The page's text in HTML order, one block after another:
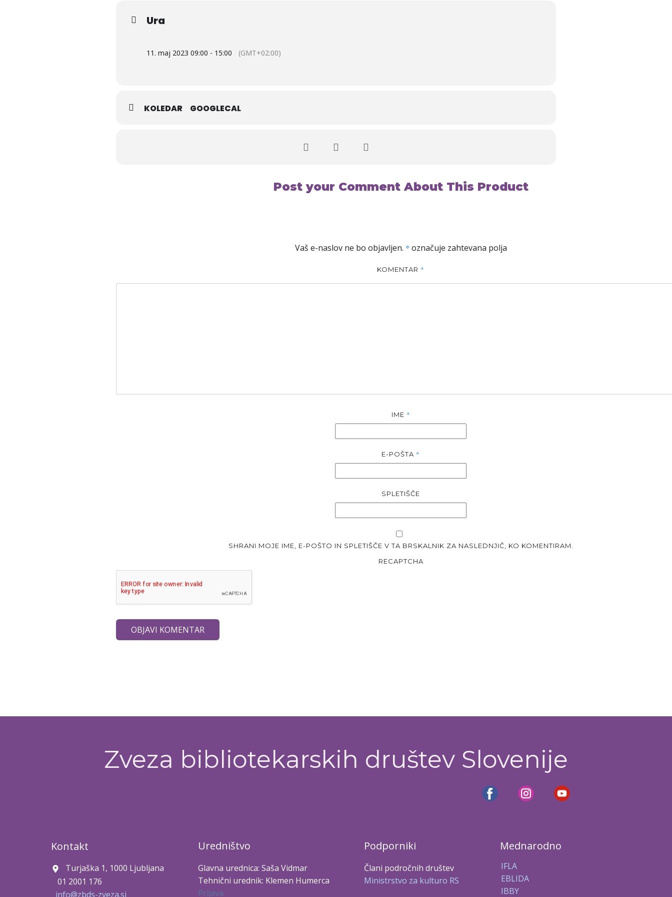
Ura
11. maj 2023 09:00 - 15:00 (GMT+02:00)
KOLEDAR GOOGLECAL
Post your Comment About This Product
Vaš e-naslov ne bo objavljen. * označuje zahtevana polja
KOMENTAR *
IME *
E-POŠTA *
SPLETIŠČE
SHRANI MOJE IME, E-POŠTO IN SPLETIŠČE V TA BRSKALNIK ZA NASLEDNJIČ, KO KOMENTIRAM.
RECAPTCHA
OBJAVI KOMENTAR
Zveza bibliotekarskih društev Slovenije
Kontakt
Turjaška 1, 1000 Ljubljana
01 2001 176
info@zbds-zveza.si
Uredništvo
Glavna urednica: Saša Vidmar
Tehnični urednik: Klemen Humerca
Prijava
Podporniki
Člani področnih društev
Ministrstvo za kulturo RS
Mednarodno
IFLA
EBLIDA
IBBY